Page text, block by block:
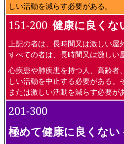
しい活動を減らす必要がある。
151-200 健康に良く
上記の者は、長時間又は激しい屋
すべての者は、長時間又は激しい
心疾患や肺疾患を持つ人、高齢者
しい活動を中止する必要がある。
または激しい活動を減らす必要が
201-300
極めて健康に良くな